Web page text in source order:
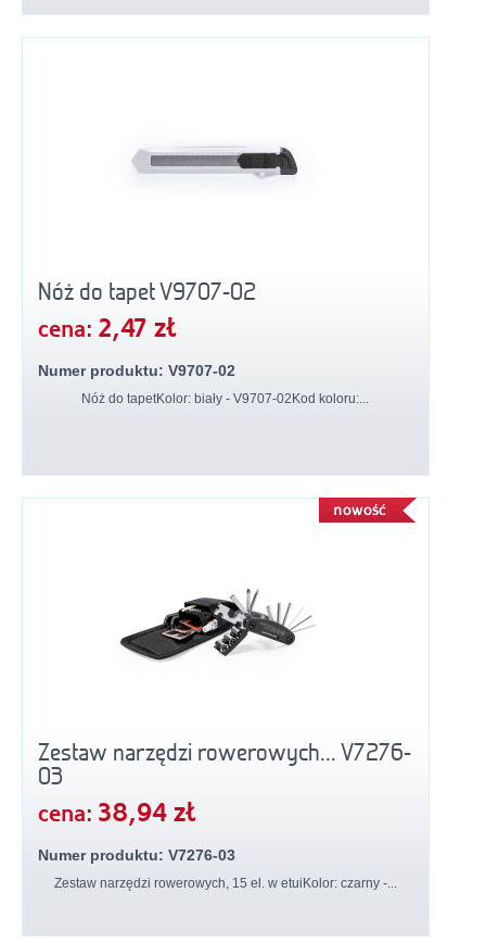
Nóż do tapet V9707-02
cena: 2,47 zł
Numer produktu: V9707-02
Nóż do tapetKolor: biały - V9707-02Kod koloru:...
Zestaw narzędzi rowerowych... V7276-
03
cena: 38,94 zł
Numer produktu: V7276-03
Zestaw narzędzi rowerowych, 15 el. w etuiKolor: czarny -...